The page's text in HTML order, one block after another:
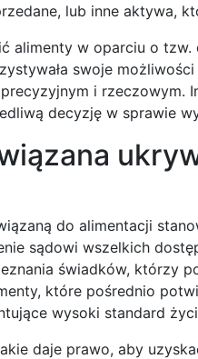
lub inne aktywa,
alimenty w oparciu o
swoje
i rzeczowym.
decyzję w sprawie
do alimentacji
sądowi wszelkich
świadków, którzy
które pośrednio
wysoki standard
daje prawo, aby